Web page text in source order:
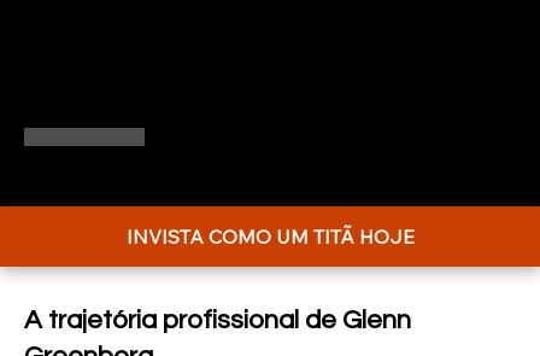
A trajetória profissional de Glenn
INVISTA COMO UM TITÃ HOJE